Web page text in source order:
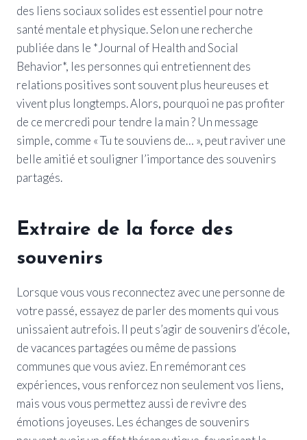
des liens sociaux solides est essentiel pour notre
santé mentale et physique. Selon une recherche
publiée dans le *Journal of Health and Social
Behavior*, les personnes qui entretiennent des
relations positives sont souvent plus heureuses et
vivent plus longtemps. Alors, pourquoi ne pas profiter
de ce mercredi pour tendre la main ? Un message
simple, comme « Tu te souviens de… », peut raviver une
belle amitié et souligner l’importance des souvenirs
partagés.
Extraire de la force des
souvenirs
Lorsque vous vous reconnectez avec une personne de
votre passé, essayez de parler des moments qui vous
unissaient autrefois. Il peut s’agir de souvenirs d’école,
de vacances partagées ou même de passions
communes que vous aviez. En remémorant ces
expériences, vous renforcez non seulement vos liens,
mais vous vous permettez aussi de revivre des
émotions joyeuses. Les échanges de souvenirs